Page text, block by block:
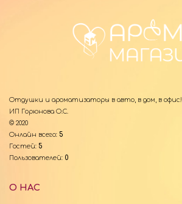
Отдушки и ароматизаторы в авто, в дом, в офис!
ИП Горюнова О.С.
© 2020
Онлайн всего: 5
Гостей: 5
Пользователей: 0
О НАС